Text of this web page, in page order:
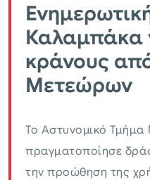
Καλαμπάκα
κράνους
Μετεώρων
Το Αστυνομικό
πραγματοποίησε
την προώθηση της